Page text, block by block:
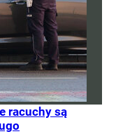
racuchy są